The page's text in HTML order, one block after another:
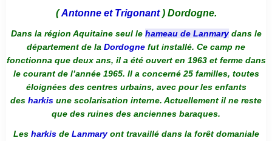
(Antonne et Trigonant) Dordogne.
Dans la région Aquitaine seul le hameau de Lanmarydans le
département de la Dordogne fut installé. Ce camp ne
fonctionna que deux ans, il a été ouvert en 1963 et ferme dans
le courant de l’année 1965. Il a concerné 25 familles, toutes
éloignées des centres urbains, avec pour les enfants
des harkis une scolarisation interne. Actuellement il ne reste
que des ruines des anciennes baraques.
Les harkis de Lanmaryont travaillé dans la forêt domaniale